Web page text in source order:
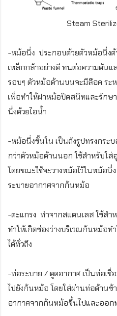
Steam
-หม้อนึ่ง ประกอบด้วยตัวหม้อนึ่ง
เหล็กกล้าอย่างดี ทนต่อความดันแ
รอบๆ ตัวหม้อด้านบนจะมีล๊อค ระ
เพื่อทำให้ฝาหม้อปิดสนิทและรักษ
นึ่งด้วยไอน้ำ
-หม้อนึ่งชั้นใน เป็นถังรูปทรงกระ
กว่าตัวหม้อด้านนอก ใช้สำหรับใส่
โดยขณะใช้จะวางหม้อไว้ในหม้อ
ระบายอากาศจากก้นหม้อ
-ตะแกรง ทำจากสแตนเลส ใช้สำ
ทำให้เกิดช่องว่างบริเวณก้นหม้อท
ได้ทั่วถึง
-ท่อระบาย / ดูดอากาศ เป็นท่อเ
ไปยังก้นหม้อ โดยใส่ผ่านท่อด้านข้
อากาศจากก้นหม้อขึ้นไปและออก